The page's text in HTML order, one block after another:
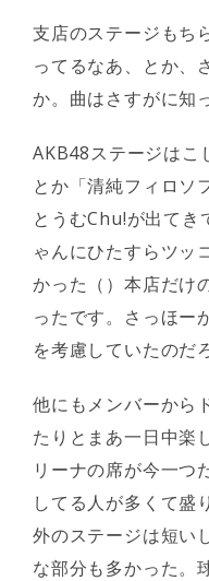
支店のステージもち
ってるなあ、とか、
か。曲はさすがに知
AKB48ステージはこ
とか「清純フィロソ
とうむChu!が出てき
ゃんにひたすらツッ
かった（）本店だけ
ったです。さっほー
を考慮していたのだ
他にもメンバーから
たりとまあ一日中楽
リーナの席が今一つ
してる人が多くて盛
外のステージは短い
な部分も多かった。